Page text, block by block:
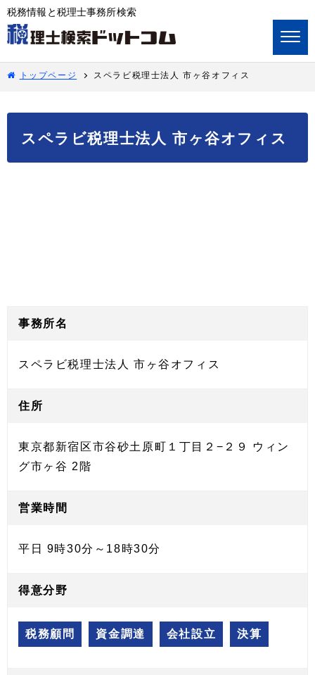
税務情報と税理士事務所検索
トップページ スペラビ税理士法人 市ヶ谷オフィス
スペラビ税理士法人 市ヶ谷オフィス
事務所名
スペラビ税理士法人 市ヶ谷オフィス
住所
東京都新宿区市谷砂土原町１丁目２−２９ ウィン
グ市ヶ谷 2階
営業時間
平日 9時30分～18時30分
得意分野
税務顧問 資金調達 会社設立 決算